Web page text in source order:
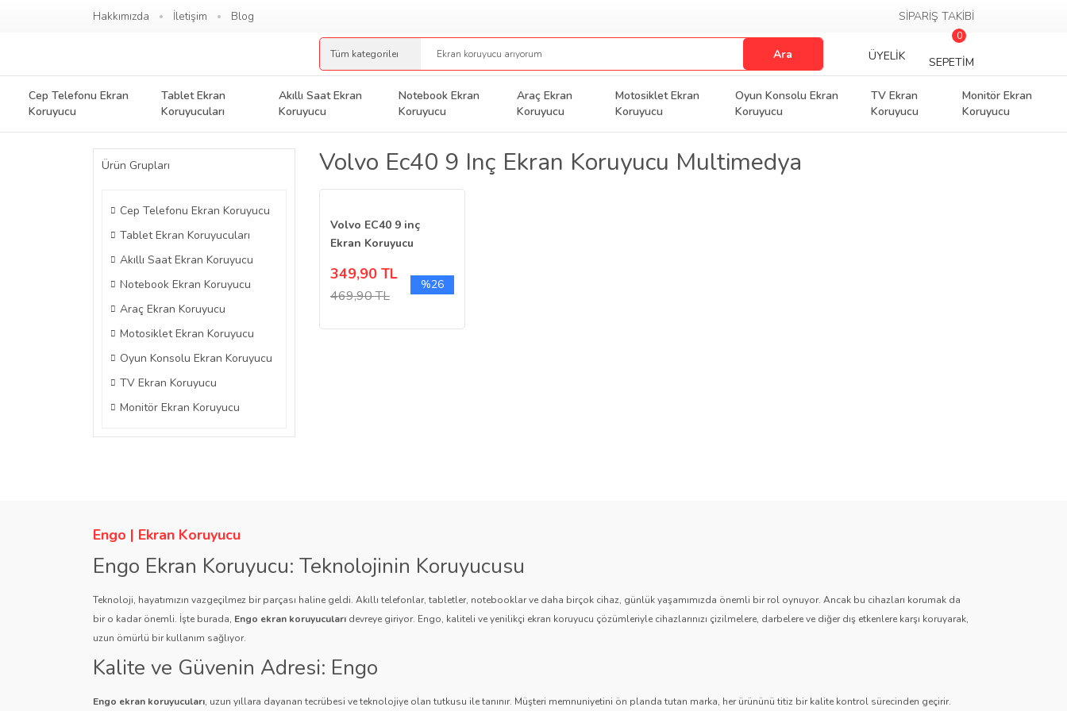
Hakkımızda İletişim Blog SİPARİŞ TAKİBİ
Ara ÜYELİK
0
SEPETİM
Cep Telefonu Ekran
Koruyucu
Tablet Ekran
Koruyucuları
Akıllı Saat Ekran
Koruyucu
Notebook Ekran
Koruyucu
Araç Ekran
Koruyucu
Motosiklet Ekran
Koruyucu
Oyun Konsolu Ekran
Koruyucu
TV Ekran
Koruyucu
Monitör Ekran
Koruyucu
Ürün Grupları
Cep Telefonu Ekran Koruyucu
Tablet Ekran Koruyucuları
Akıllı Saat Ekran Koruyucu
Notebook Ekran Koruyucu
Araç Ekran Koruyucu
Motosiklet Ekran Koruyucu
Oyun Konsolu Ekran Koruyucu
TV Ekran Koruyucu
Monitör Ekran Koruyucu
Volvo Ec40 9 Inç Ekran Koruyucu Multimedya
Volvo EC40 9 inç
Ekran Koruyucu
Navigasyon Nano
349,90 TL
469,90 TL
%26
Engo | Ekran Koruyucu
Engo Ekran Koruyucu: Teknolojinin Koruyucusu
Teknoloji, hayatımızın vazgeçilmez bir parçası haline geldi. Akıllı telefonlar, tabletler, notebooklar ve daha birçok cihaz, günlük yaşamımızda önemli bir rol oynuyor. Ancak bu cihazları korumak da
bir o kadar önemli. İşte burada, Engo ekran koruyucuları devreye giriyor. Engo, kaliteli ve yenilikçi ekran koruyucu çözümleriyle cihazlarınızı çizilmelere, darbelere ve diğer dış etkenlere karşı koruyarak,
uzun ömürlü bir kullanım sağlıyor.
Kalite ve Güvenin Adresi: Engo
Engo ekran koruyucuları, uzun yıllara dayanan tecrübesi ve teknolojiye olan tutkusu ile tanınır. Müşteri memnuniyetini ön planda tutan marka, her ürününü titiz bir kalite kontrol sürecinden geçirir.